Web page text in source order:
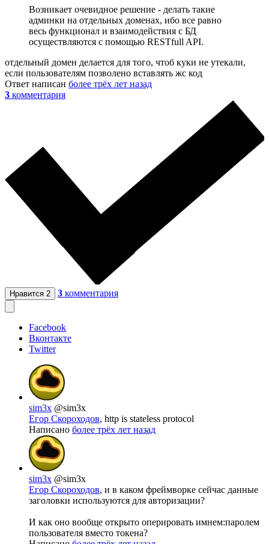
Возникает очевидное решение - делать такие
админки на отдельных доменах, ибо все равно
весь функционал и взаимодействия с БД
осуществляются с помощью RESTfull API.
отдельный домен делается для того, чтоб куки не утекали,
если пользователям позволено вставлять жс код
Ответ написан более трёх лет назад
3 комментария
Нравится 2 3 комментария
Facebook
Вконтакте
Twitter
sim3x @sim3x
Егор Скороходов, http is stateless protocol
Написано более трёх лет назад
sim3x @sim3x
Егор Скороходов, и в каком фреймворке сейчас данные
заголовки используются для авторизации?
И как оно вообще открыто оперировать имнем:паролем
пользователя вместо токена?